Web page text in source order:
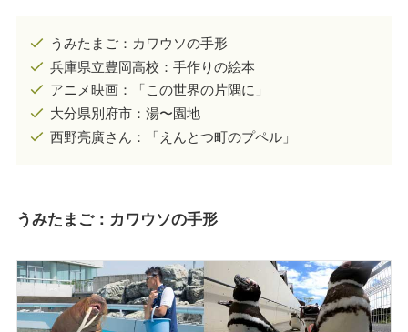
うみたまご：カワウソの手形
兵庫県立豊岡高校：手作りの絵本
アニメ映画：「この世界の片隅に」
大分県別府市：湯〜園地
西野亮廣さん：「えんとつ町のプペル」
うみたまご：カワウソの手形